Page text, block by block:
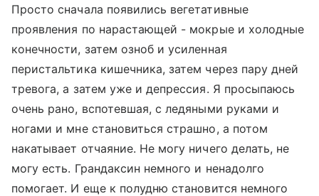
Просто сначала появились вегетативные
проявления по нарастающей - мокрые и холодные
конечности, затем озноб и усиленная
перистальтика кишечника, затем через пару дней
тревога, а затем уже и депрессия. Я просыпаюсь
очень рано, вспотевшая, с ледяными руками и
ногами и мне становиться страшно, а потом
накатывает отчаяние. Не могу ничего делать, не
могу есть. Грандаксин немного и ненадолго
помогает. И еще к полудню становится немного